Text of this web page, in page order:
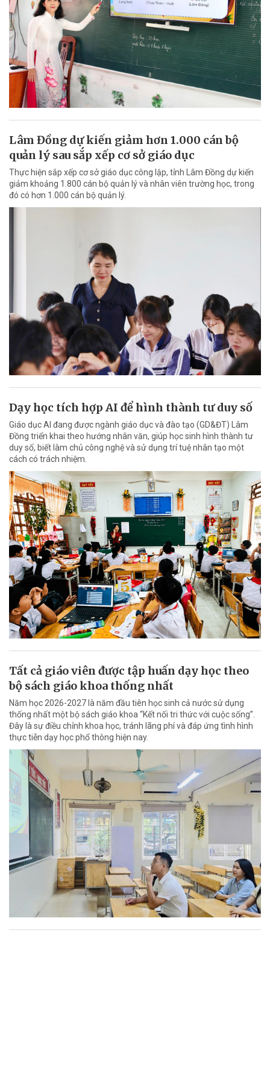
Lâm Đồng dự kiến giảm hơn 1.000 cán bộ
quản lý sau sắp xếp cơ sở giáo dục
Thực hiện sắp xếp cơ sở giáo dục công lập, tỉnh Lâm Đồng dự kiến
giảm khoảng 1.800 cán bộ quản lý và nhân viên trường học, trong
đó có hơn 1.000 cán bộ quản lý.
Dạy học tích hợp AI để hình thành tư duy số
Giáo dục AI đang được ngành giáo dục và đào tạo (GD&ĐT) Lâm
Đồng triển khai theo hướng nhân văn, giúp học sinh hình thành tư
duy số, biết làm chủ công nghệ và sử dụng trí tuệ nhân tạo một
cách có trách nhiệm.
Tất cả giáo viên được tập huấn dạy học theo
bộ sách giáo khoa thống nhất
Năm học 2026-2027 là năm đầu tiên học sinh cả nước sử dụng
thống nhất một bộ sách giáo khoa “Kết nối tri thức với cuộc sống”.
Đây là sự điều chỉnh khoa học, tránh lãng phí và đáp ứng tình hình
thực tiễn dạy học phổ thông hiện nay.